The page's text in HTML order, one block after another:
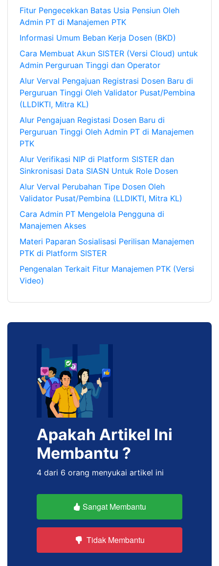
Fitur Pengecekkan Batas Usia Pensiun Oleh
Admin PT di Manajemen PTK
Informasi Umum Beban Kerja Dosen (BKD)
Cara Membuat Akun SISTER (Versi Cloud) untuk
Admin Perguruan Tinggi dan Operator
Alur Verval Pengajuan Registrasi Dosen Baru di
Perguruan Tinggi Oleh Validator Pusat/Pembina
(LLDIKTI, Mitra KL)
Alur Pengajuan Registasi Dosen Baru di
Perguruan Tinggi Oleh Admin PT di Manajemen
PTK
Alur Verifikasi NIP di Platform SISTER dan
Sinkronisasi Data SIASN Untuk Role Dosen
Alur Verval Perubahan Tipe Dosen Oleh
Validator Pusat/Pembina (LLDIKTI, Mitra KL)
Cara Admin PT Mengelola Pengguna di
Manajemen Akses
Materi Paparan Sosialisasi Perilisan Manajemen
PTK di Platform SISTER
Pengenalan Terkait Fitur Manajemen PTK (Versi
Video)
Apakah Artikel Ini
Membantu ?
4 dari 6 orang menyukai artikel ini
Sangat Membantu
Tidak Membantu